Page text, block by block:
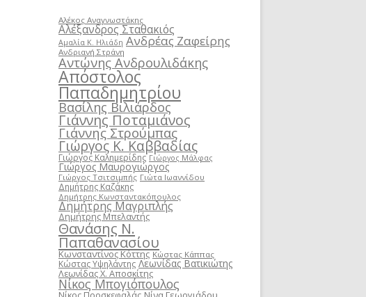
Αλέκος Αναγνωστάκης
Αλέξανδρος Σταθακιός
Αμαλία Κ. Ηλιάδη Ανδρέας Ζαφείρης
Ανδριανή Στράνη
Αντώνης Ανδρουλιδάκης
Απόστολος
Παπαδημητρίου
Βασίλης Βιλιάρδος
Γιάννης Ποταμιάνος
Γιάννης Στρούμπας
Γιώργος Κ. Καββαδίας
Γιώργος Καλημερίδης Γιώργος Μάλφας
Γιώργος Μαυρογιώργος
Γιώργος Τσιτσιμπής Γιώτα Ιωαννίδου
Δημήτρης Καζάκης
Δημήτρης Κωνσταντακόπουλος
Δημήτρης Μαγριπλής
Δημήτρης Μπελαντής
Θανάσης Ν.
Παπαθανασίου
Κωνσταντίνος Κόττης Κώστας Κάππας
Κώστας Υψηλάντης Λεωνίδας Βατικιώτης
Λεωνίδας Χ. Αποσκίτης
Νίκος Μπογιόπουλος